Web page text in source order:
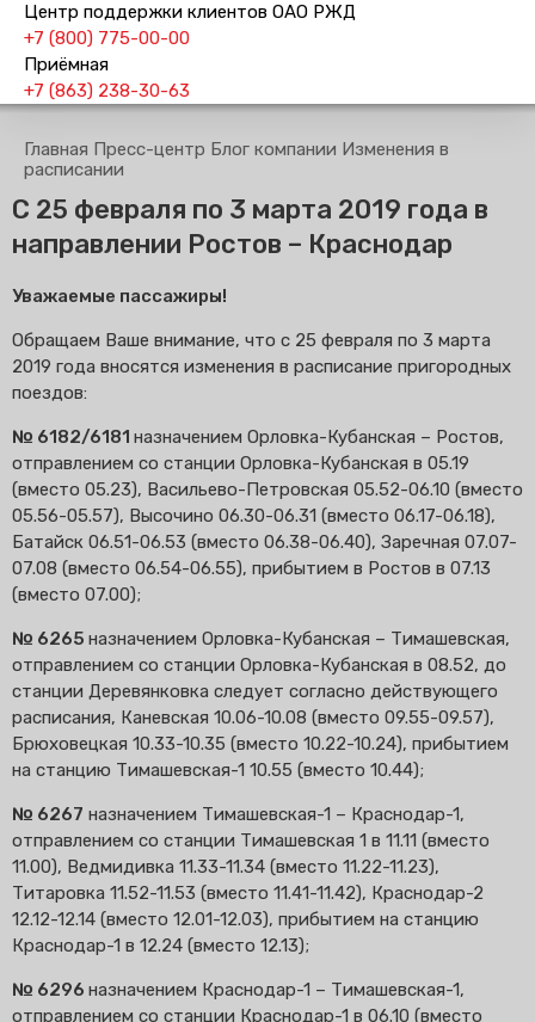
Центр поддержки клиентов ОАО РЖД
+7 (800) 775-00-00
Приёмная
+7 (863) 238-30-63
Главная Пресс-центр Блог компании Изменения в
расписании
С 25 февраля по 3 марта 2019 года в
направлении Ростов – Краснодар
Уважаемые пассажиры!
Обращаем Ваше внимание, что с 25 февраля по 3 марта
2019 года вносятся изменения в расписание пригородных
поездов:
№ 6182/6181 назначением Орловка-Кубанская – Ростов,
отправлением со станции Орловка-Кубанская в 05.19
(вместо 05.23), Васильево-Петровская 05.52-06.10 (вместо
05.56-05.57), Высочино 06.30-06.31 (вместо 06.17-06.18),
Батайск 06.51-06.53 (вместо 06.38-06.40), Заречная 07.07-
07.08 (вместо 06.54-06.55), прибытием в Ростов в 07.13
(вместо 07.00);
№ 6265 назначением Орловка-Кубанская – Тимашевская,
отправлением со станции Орловка-Кубанская в 08.52, до
станции Деревянковка следует согласно действующего
расписания, Каневская 10.06-10.08 (вместо 09.55-09.57),
Брюховецкая 10.33-10.35 (вместо 10.22-10.24), прибытием
на станцию Тимашевская-1 10.55 (вместо 10.44);
№ 6267 назначением Тимашевская-1 – Краснодар-1,
отправлением со станции Тимашевская 1 в 11.11 (вместо
11.00), Ведмидивка 11.33-11.34 (вместо 11.22-11.23),
Титаровка 11.52-11.53 (вместо 11.41-11.42), Краснодар-2
12.12-12.14 (вместо 12.01-12.03), прибытием на станцию
Краснодар-1 в 12.24 (вместо 12.13);
№ 6296 назначением Краснодар-1 – Тимашевская-1,
отправлением со станции Краснодар-1 в 06.10 (вместо